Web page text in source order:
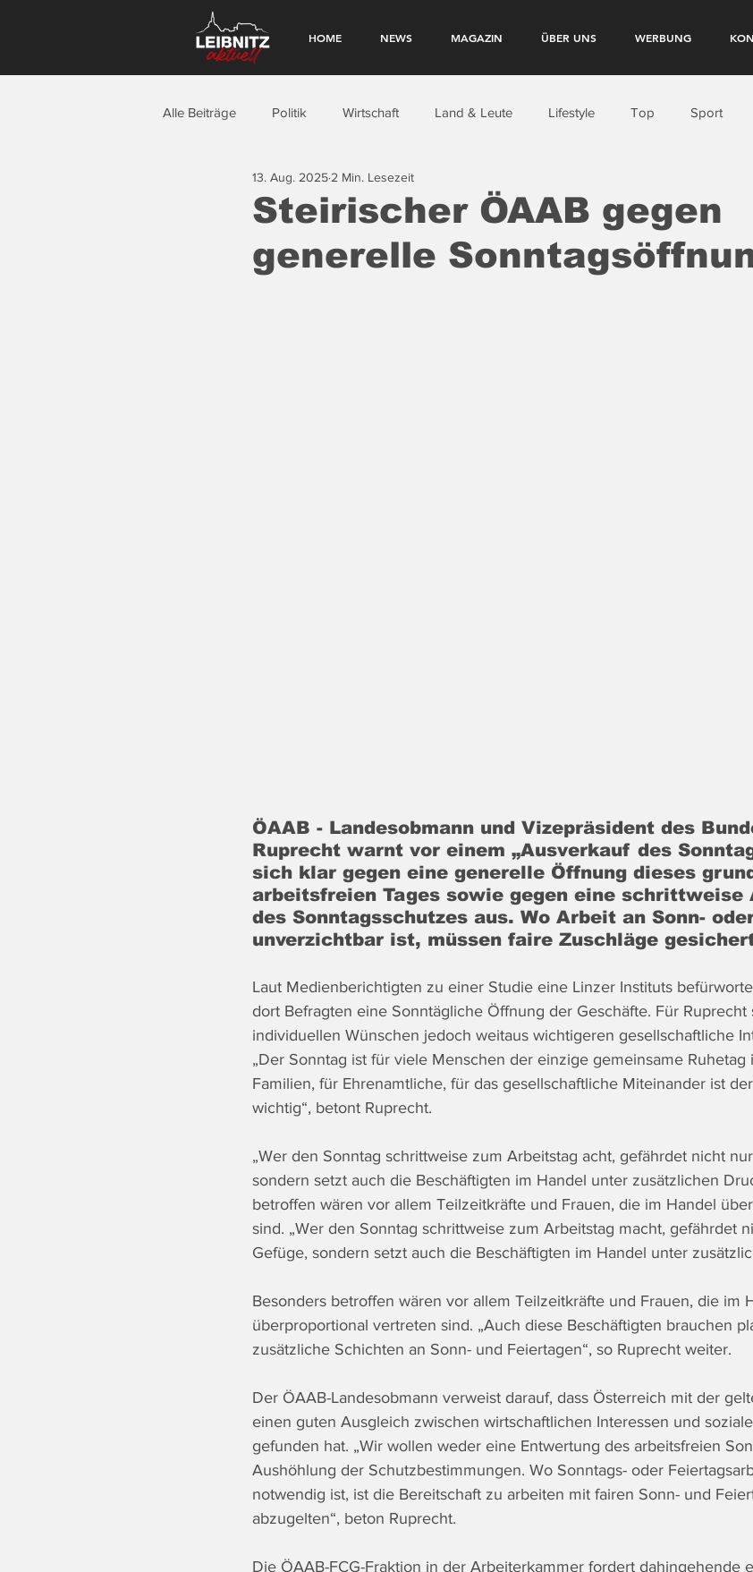
HOME NEWS MAGAZIN ÜBER UNS WERBUNG
Alle Beiträge Politik Wirtschaft Land & Leute Lifestyle Top Sport
Steirischer ÖAAB gegen
generelle
13. Aug. 2025 2 Min. Lesezeit
ÖAAB - Landesobmann und Vizepräsident des
Ruprecht warnt vor einem „Ausverkauf des
sich klar gegen eine generelle Öffnung dieses
arbeitsfreien Tages sowie gegen eine schrittweise
des Sonntagsschutzes aus. Wo Arbeit an Sonn-
unverzichtbar ist, müssen faire Zuschläge
Laut Medienberichtigten zu einer Studie eine Linzer Instituts
dort Befragten eine Sonntägliche Öffnung der Geschäfte. Für Ruprecht
individuellen Wünschen jedoch weitaus wichtigeren gesellschaftliche
„Der Sonntag ist für viele Menschen der einzige gemeinsame Ruhetag
Familien, für Ehrenamtliche, für das gesellschaftliche Miteinander ist
wichtig“, betont Ruprecht.
„Wer den Sonntag schrittweise zum Arbeitstag acht, gefährdet nicht
sondern setzt auch die Beschäftigten im Handel unter zusätzlichen
betroffen wären vor allem Teilzeitkräfte und Frauen, die im Handel
sind. „Wer den Sonntag schrittweise zum Arbeitstag macht, gefährdet
Gefüge, sondern setzt auch die Beschäftigten im Handel unter
Besonders betroffen wären vor allem Teilzeitkräfte und Frauen, die im
überproportional vertreten sind. „Auch diese Beschäftigten brauchen
zusätzliche Schichten an Sonn- und Feiertagen“, so Ruprecht weiter.
Der ÖAAB-Landesobmann verweist darauf, dass Österreich mit der
einen guten Ausgleich zwischen wirtschaftlichen Interessen und
gefunden hat. „Wir wollen weder eine Entwertung des arbeitsfreien
Aushöhlung der Schutzbestimmungen. Wo Sonntags- oder
notwendig ist, ist die Bereitschaft zu arbeiten mit fairen Sonn- und
abzugelten“, beton Ruprecht.
Die ÖAAB-FCG-Fraktion in der Arbeiterkammer fordert dahingehende